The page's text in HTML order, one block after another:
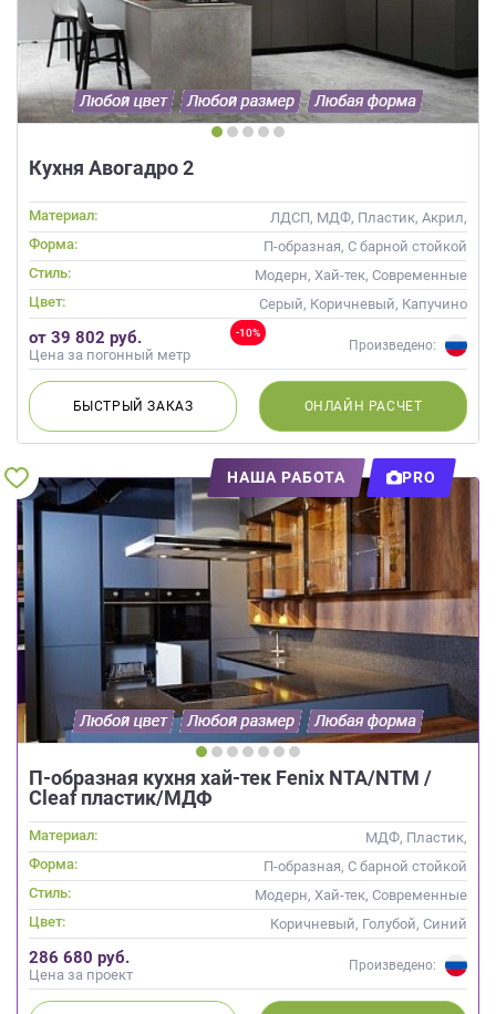
Кухня Авогадро 2
Материал:
ЛДСП, МДФ, Пластик, Акрил,
Пленка, Alvic / УФ лак, Эмаль,
Шпон
Форма:
П-образная, С барной стойкой
Стиль:
Модерн, Хай-тек, Современные
Цвет:
Серый, Коричневый, Капучино
-10%
от 39 802 руб.
Цена за погонный метр
Произведено:
БЫСТРЫЙЗАКАЗ ОНЛАЙН РАСЧЕТ
НАША РАБОТА PRO
П-образная кухня хай-тек Fenix NTA/NTM /
Cleaf пластик/МДФ
Материал:
МДФ, Пластик,
Интегрированная ручка, Стекло
Форма:
П-образная, С барной стойкой
Стиль:
Модерн, Хай-тек, Современные
Цвет:
Коричневый, Голубой, Синий
286 680 руб.
Цена за проект
Произведено: